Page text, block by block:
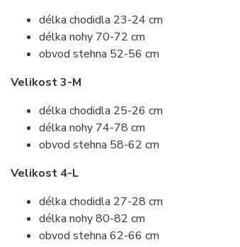
délka chodidla 23-24 cm
délka nohy 70-72 cm
obvod stehna 52-56 cm
Velikost 3-M
délka chodidla 25-26 cm
délka nohy 74-78 cm
obvod stehna 58-62 cm
Velikost 4-L
délka chodidla 27-28 cm
délka nohy 80-82 cm
obvod stehna 62-66 cm